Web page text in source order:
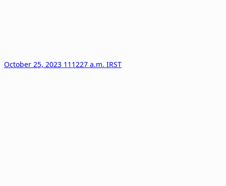
October 25, 2023 111227 a.m. IRST